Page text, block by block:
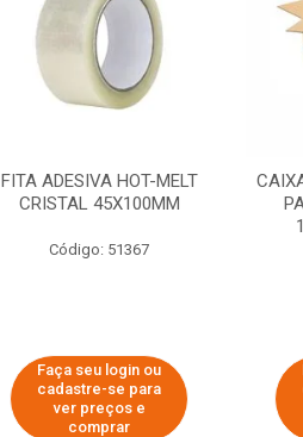
FITA ADESIVA HOT-MELT
CRISTAL 45X100MM
Código: 51367
Faça seu login ou
cadastre-se para
ver preços e
comprar